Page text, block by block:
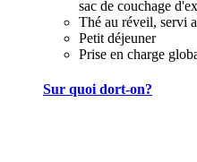
sac de couchage
Thé au réveil, servi
Petit déjeuner
Prise en charge
Sur quoi dort-on?